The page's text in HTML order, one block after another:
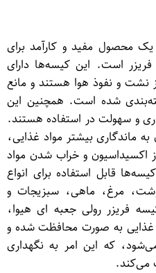
محصول مفید و کارآمد برای
است. این کیسه‌ها دارای
نشت و نفوذ هوا هستند و مانع
شده است. همچنین این
و سهولت در استفاده هستند.
ماندگاری بیشتر مواد غذایی،
اکسیداسیون و خراب شدن مواد
قابل استفاده برای انواع
مرغ، ماهی، سبزیجات و
فریزر رولی جعبه ای هیوا،
غذایی به صورت محافظت شده و
که این امر به نگهداری
می‌کند.